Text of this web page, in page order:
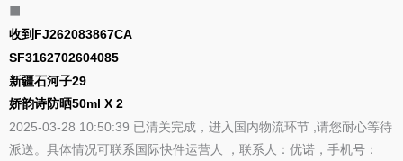
收到FJ262083867CA
SF3162702604085
新疆石河子29
娇韵诗防晒50ml X 2
2025-03-28 10:50:39 已清关完成，进入国内物流环节 ,请您耐心等待
派送。具体情况可联系国际快件运营人 ，联系人：优诺，手机号：